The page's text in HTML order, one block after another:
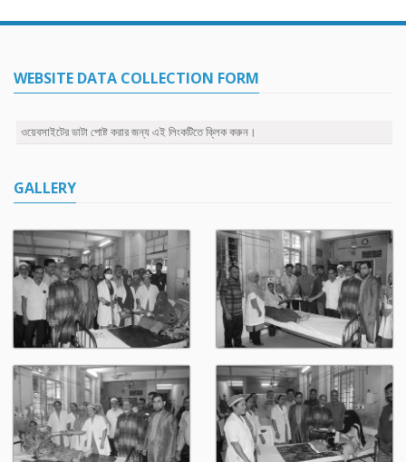
WEBSITE DATA COLLECTION FORM
ওয়েবসাইটের ডাটা পোষ্ট করার জন্য এই লিংকটিতে ক্লিক করুন।
GALLERY